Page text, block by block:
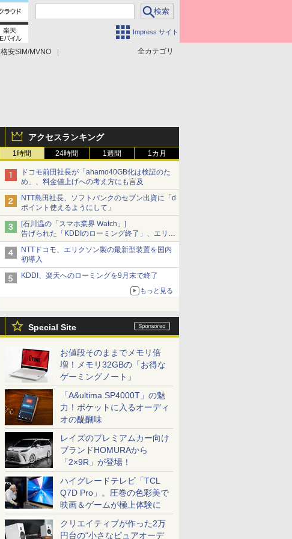
Impress サイト
全カテゴリ
格安SIM/MVNO
アクセスランキング
1時間 24時間 1週間 1カ月
ドコモ前田社長が「ahamo40GB化は検証のた
め」、料金値上げへの考え方にも言及
NTT島田社長、ソフトバンクのセブン出資に「d
ポイント使えるようにして」
[石川温の「スマホ業界 Watch」]
告げられた「KDDIのローミング終了」、エリア
マップの落とし穴と楽天モバイルの課題
NTTドコモ、エリクソン製の最新型装置を国内
初導入
KDDI、楽天へのローミングを9月末で終了
もっと見る
Special Site
お値段そのままでメモリ倍
増！メモリ32GBの「お得な
ゲーミングノート」
「A&ultima SP4000T」の魅
力！ポケットに入るオーディ
オの醍醐味
レイズのプレミアムカー向け
ブランドHOMURAから
「2×9R」が登場！
ハイグレードテレビ「TCL
Q7D Pro」。圧巻の色彩美で
映画＆ゲームが極上体験に
クリエイティブが作った2万
円台の“小さなピュアオーデ